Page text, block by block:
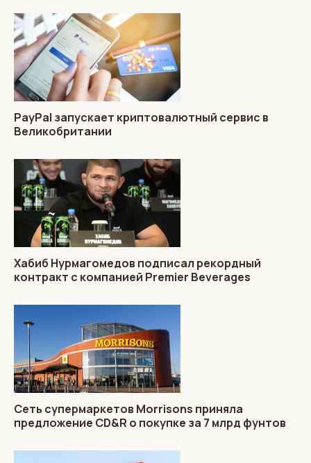
PayPal запускает криптовалютный сервис в
Великобритании
Хабиб Нурмагомедов подписал рекордный
контракт с компанией Premier Beverages
Сеть супермаркетов Morrisons приняла
предложение CD&R о покупке за 7 млрд фунтов